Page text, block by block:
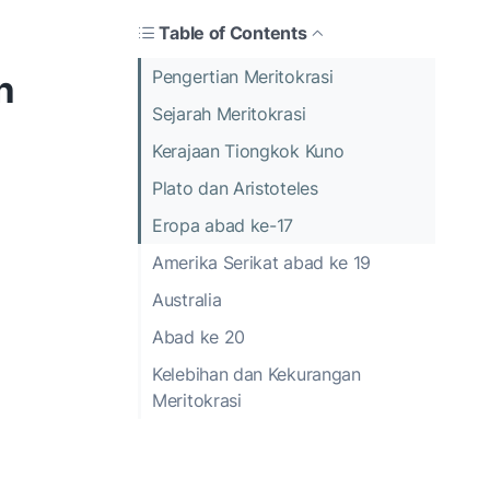
Table of Contents
Pengertian Meritokrasi
Sejarah Meritokrasi
Kerajaan Tiongkok Kuno
Plato dan Aristoteles
Eropa abad ke-17
Amerika Serikat abad ke 19
Australia
Abad ke 20
Kelebihan dan Kekurangan
Meritokrasi